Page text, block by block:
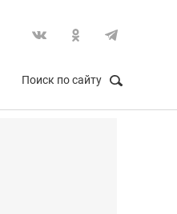
Поиск по сайту